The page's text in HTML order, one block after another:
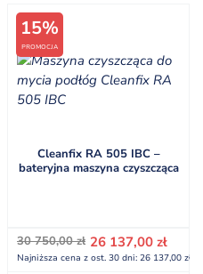
15%
PROMOCJA
Cleanfix RA 505 IBC –
bateryjna maszyna czyszcząca
30 750,00zł
Pierwotna
cena
26 137,00 zł
Aktualna
cena
Najniższa cena z ost. 30 dni: 26 137,00 zł